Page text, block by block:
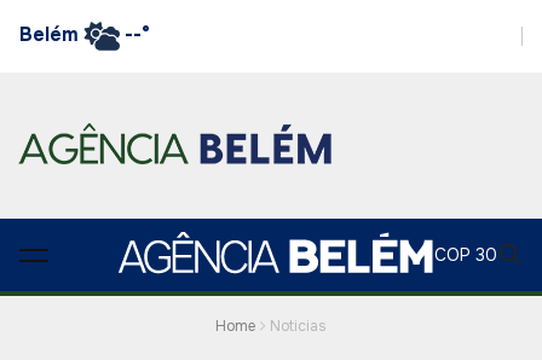
Belém --°
COP 30
Home Noticias